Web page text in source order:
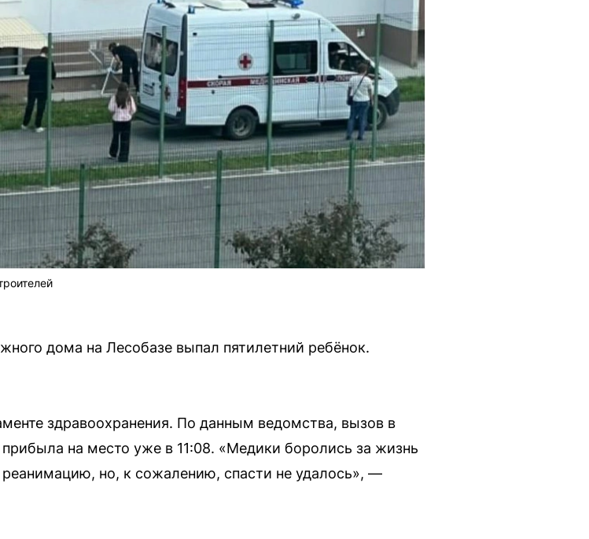
дома на Лесобазе выпал пятилетний ребёнок.
здравоохранения. По данным ведомства, вызов в
на место уже в 11:08. «Медики боролись за жизнь
но, к сожалению, спасти не удалось», —